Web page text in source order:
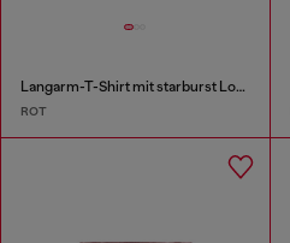
Langarm-T-Shirt mit starburst Logo-Print
ROT